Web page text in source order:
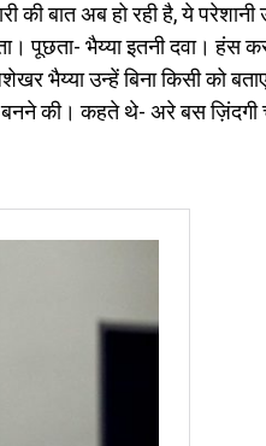
की बात अब हो रही है, ये
पूछता- भैय्या इतनी दवा। हंस
भैय्या उन्हें बिना किसी को
बनने की। कहते थे- अरे बस